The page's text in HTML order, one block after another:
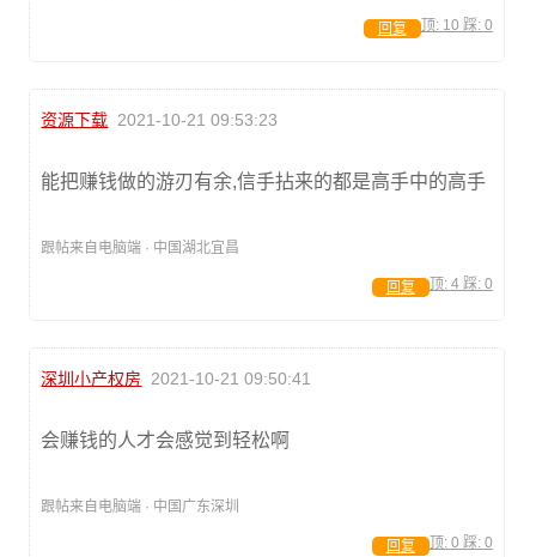
顶: 10 踩: 0
回复
资源下载 2021-10-21 09:53:23
能把赚钱做的游刃有余,信手拈来的都是高手中的高手
跟帖来自电脑端 · 中国湖北宜昌
顶: 4 踩: 0
回复
深圳小产权房 2021-10-21 09:50:41
会赚钱的人才会感觉到轻松啊
跟帖来自电脑端 · 中国广东深圳
顶: 0 踩: 0
回复